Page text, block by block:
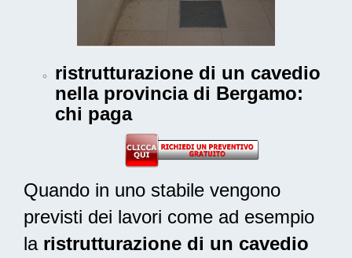
ristrutturazione di un cavedio
nella provincia di Bergamo:
chi paga
Quando in uno stabile vengono
previsti dei lavori come ad esempio
la ristrutturazione di un cavedio